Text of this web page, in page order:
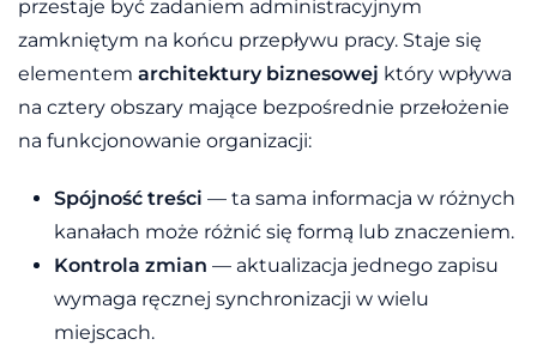
przestaje być zadaniem administracyjnym
zamkniętym na końcu przepływu pracy. Staje się
elementem architektury biznesowej który wpływa
na cztery obszary mające bezpośrednie przełożenie
na funkcjonowanie organizacji:
Spójność treści — ta sama informacja w różnych
kanałach może różnić się formą lub znaczeniem.
Kontrola zmian — aktualizacja jednego zapisu
wymaga ręcznej synchronizacji w wielu
miejscach.